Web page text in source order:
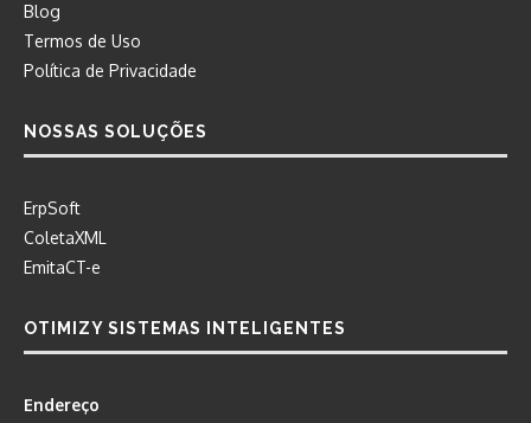
Blog
Termos de Uso
Política de Privacidade
NOSSAS SOLUÇÕES
ErpSoft
ColetaXML
EmitaCT-e
OTIMIZY SISTEMAS INTELIGENTES
Endereço